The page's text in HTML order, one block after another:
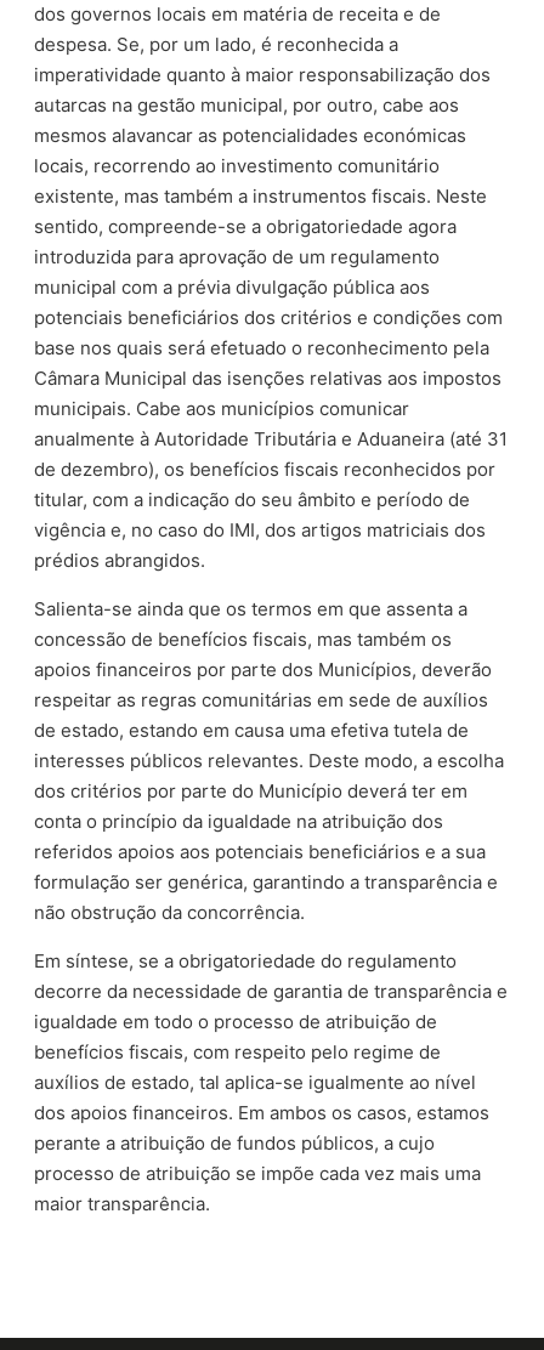
dos governos locais em matéria de receita e de
despesa. Se, por um lado, é reconhecida a
imperatividade quanto à maior responsabilização dos
autarcas na gestão municipal, por outro, cabe aos
mesmos alavancar as potencialidades económicas
locais, recorrendo ao investimento comunitário
existente, mas também a instrumentos fiscais. Neste
sentido, compreende-se a obrigatoriedade agora
introduzida para aprovação de um regulamento
municipal com a prévia divulgação pública aos
potenciais beneficiários dos critérios e condições com
base nos quais será efetuado o reconhecimento pela
Câmara Municipal das isenções relativas aos impostos
municipais. Cabe aos municípios comunicar
anualmente à Autoridade Tributária e Aduaneira (até 31
de dezembro), os benefícios fiscais reconhecidos por
titular, com a indicação do seu âmbito e período de
vigência e, no caso do IMI, dos artigos matriciais dos
prédios abrangidos.
Salienta-se ainda que os termos em que assenta a
concessão de benefícios fiscais, mas também os
apoios financeiros por parte dos Municípios, deverão
respeitar as regras comunitárias em sede de auxílios
de estado, estando em causa uma efetiva tutela de
interesses públicos relevantes. Deste modo, a escolha
dos critérios por parte do Município deverá ter em
conta o princípio da igualdade na atribuição dos
referidos apoios aos potenciais beneficiários e a sua
formulação ser genérica, garantindo a transparência e
não obstrução da concorrência.
Em síntese, se a obrigatoriedade do regulamento
decorre da necessidade de garantia de transparência e
igualdade em todo o processo de atribuição de
benefícios fiscais, com respeito pelo regime de
auxílios de estado, tal aplica-se igualmente ao nível
dos apoios financeiros. Em ambos os casos, estamos
perante a atribuição de fundos públicos, a cujo
processo de atribuição se impõe cada vez mais uma
maior transparência.